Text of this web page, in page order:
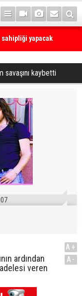
sahipliği yapacak
savaşını kaybetti
ardından
veren
A+
A-